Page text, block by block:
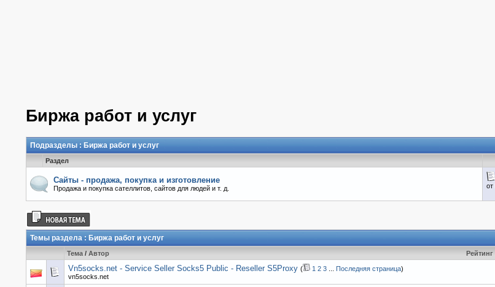
Биржа работ и услуг
Подразделы : Биржа работ и услуг
Раздел
Сайты - продажа, покупка и изготовление
Продажа и покупка сателлитов, сайтов для людей и т. д.
от
Темы раздела : Биржа работ и услуг
Рейтинг
Тема / Автор
Vn5socks.net - Service Seller Socks5 Public - Reseller S5Proxy ( 1 2 3 Последняя страница)
vn5socks.net